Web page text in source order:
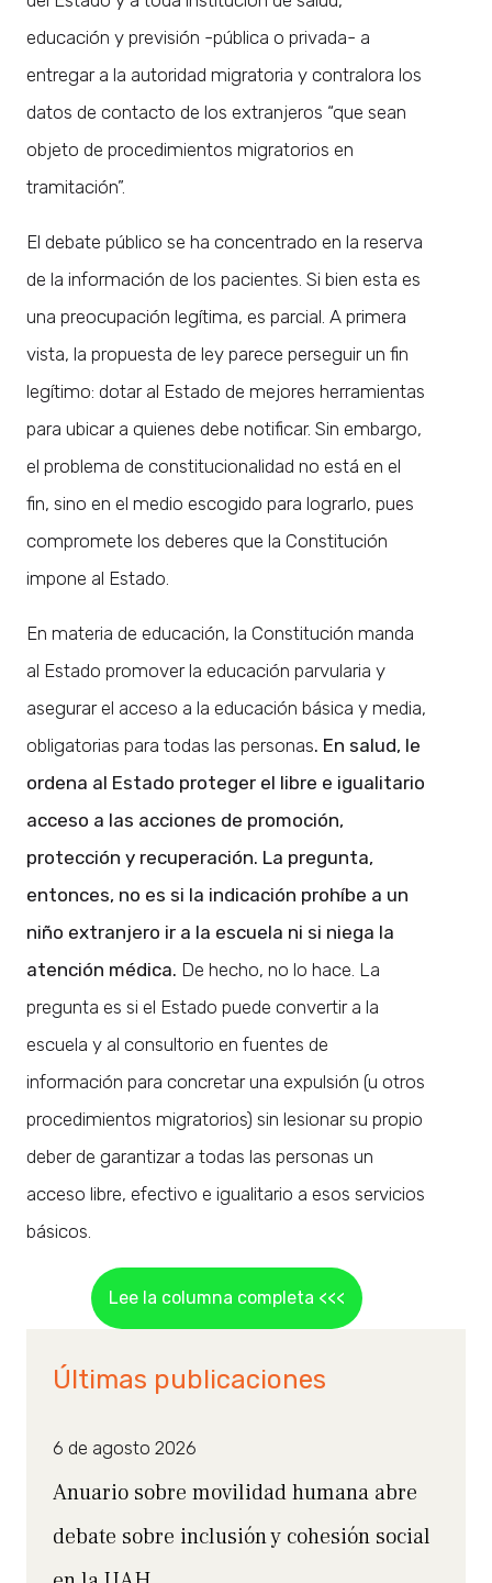
educación y previsión -pública o privada- a
entregar a la autoridad migratoria y contralora los
datos de contacto de los extranjeros “que sean
objeto de procedimientos migratorios en
tramitación”.
El debate público se ha concentrado en la reserva
de la información de los pacientes. Si bien esta es
una preocupación legítima, es parcial. A primera
vista, la propuesta de ley parece perseguir un fin
legítimo: dotar al Estado de mejores herramientas
para ubicar a quienes debe notificar. Sin embargo,
el problema de constitucionalidad no está en el
fin, sino en el medio escogido para lograrlo, pues
compromete los deberes que la Constitución
impone al Estado.
En materia de educación, la Constitución manda
al Estado promover la educación parvularia y
asegurar el acceso a la educación básica y media,
obligatorias para todas las personas. En salud, le
ordena al Estado proteger el libre e igualitario
acceso a las acciones de promoción,
protección y recuperación. La pregunta,
entonces, no es si la indicación prohíbe a un
niño extranjero ir a la escuela ni si niega la
atención médica. De hecho, no lo hace. La
pregunta es si el Estado puede convertir a la
escuela y al consultorio en fuentes de
información para concretar una expulsión (u otros
procedimientos migratorios) sin lesionar su propio
deber de garantizar a todas las personas un
acceso libre, efectivo e igualitario a esos servicios
básicos.
Lee la columna completa <<<
Últimas publicaciones
6 de agosto 2026
Anuario sobre movilidad humana abre
debate sobre inclusión y cohesión social